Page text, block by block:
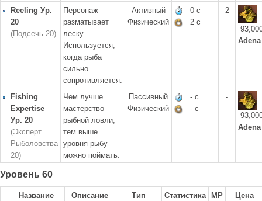
Reeling Ур.
20
(Подсечь 20)
Персонаж
разматывает
леску.
Используется,
когда рыба
сильно
сопротивляется.
Активный
Физический
0 с
2 с
2
Adena
Fishing
Expertise
Ур. 20
(Эксперт
Рыболовства
20)
Чем лучше
мастерство
рыбной ловли,
тем выше
уровня рыбу
можно поймать.
Пассивный
Физический
- с
- с
-
Adena
Уровень 60
Название Описание Тип Статистика MP
Цена